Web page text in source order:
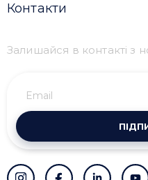
Контакти
Залишайся в контакті з